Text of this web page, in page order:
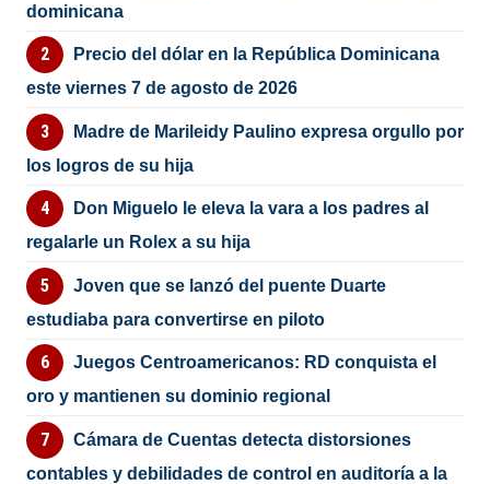
dominicana
Precio del dólar en la República Dominicana
este viernes 7 de agosto de 2026
Madre de Marileidy Paulino expresa orgullo por
los logros de su hija
Don Miguelo le eleva la vara a los padres al
regalarle un Rolex a su hija
Joven que se lanzó del puente Duarte
estudiaba para convertirse en piloto
Juegos Centroamericanos: RD conquista el
oro y mantienen su dominio regional
Cámara de Cuentas detecta distorsiones
contables y debilidades de control en auditoría a la